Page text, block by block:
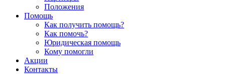
Положения
Помощь
Как получить помощь?
Как помочь?
Юридическая помощь
Кому помогли
Акции
Контакты